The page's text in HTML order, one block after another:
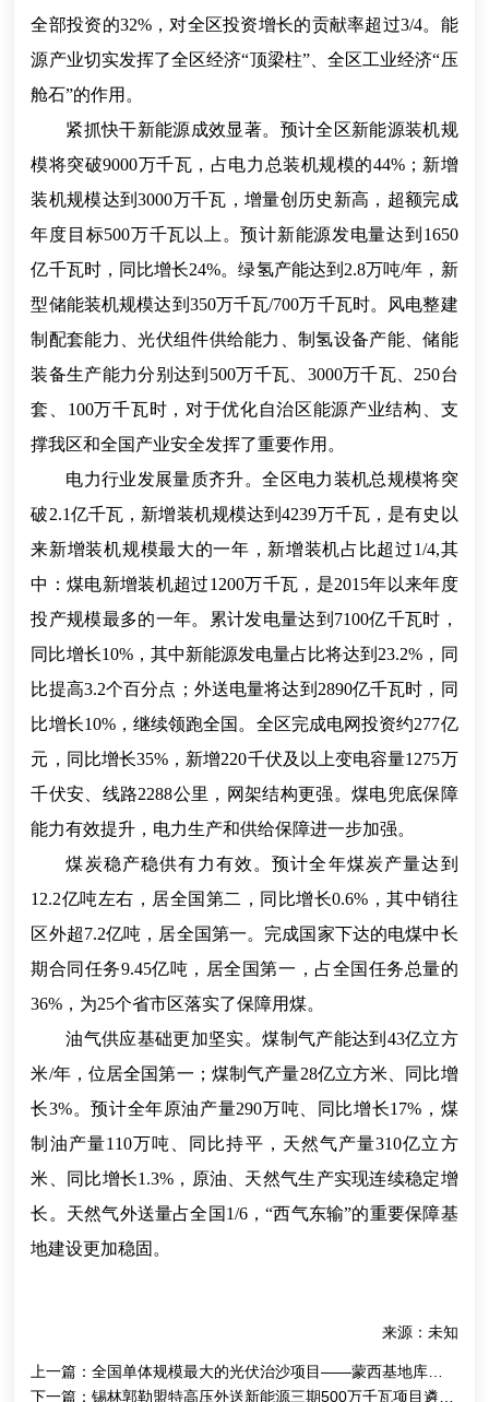
全部投资的32%，对全区投资增长的贡献率超过3/4。能
源产业切实发挥了全区经济“顶梁柱”、全区工业经济“压
舱石”的作用。
紧抓快干新能源成效显著。预计全区新能源装机规
模将突破9000万千瓦，占电力总装机规模的44%；新增
装机规模达到3000万千瓦，增量创历史新高，超额完成
年度目标500万千瓦以上。预计新能源发电量达到1650
亿千瓦时，同比增长24%。绿氢产能达到2.8万吨/年，新
型储能装机规模达到350万千瓦/700万千瓦时。风电整建
制配套能力、光伏组件供给能力、制氢设备产能、储能
装备生产能力分别达到500万千瓦、3000万千瓦、250台
套、100万千瓦时，对于优化自治区能源产业结构、支
撑我区和全国产业安全发挥了重要作用。
电力行业发展量质齐升。全区电力装机总规模将突
破2.1亿千瓦，新增装机规模达到4239万千瓦，是有史以
来新增装机规模最大的一年，新增装机占比超过1/4,其
中：煤电新增装机超过1200万千瓦，是2015年以来年度
投产规模最多的一年。累计发电量达到7100亿千瓦时，
同比增长10%，其中新能源发电量占比将达到23.2%，同
比提高3.2个百分点；外送电量将达到2890亿千瓦时，同
比增长10%，继续领跑全国。全区完成电网投资约277亿
元，同比增长35%，新增220千伏及以上变电容量1275万
千伏安、线路2288公里，网架结构更强。煤电兜底保障
能力有效提升，电力生产和供给保障进一步加强。
煤炭稳产稳供有力有效。预计全年煤炭产量达到
12.2亿吨左右，居全国第二，同比增长0.6%，其中销往
区外超7.2亿吨，居全国第一。完成国家下达的电煤中长
期合同任务9.45亿吨，居全国第一，占全国任务总量的
36%，为25个省市区落实了保障用煤。
油气供应基础更加坚实。煤制气产能达到43亿立方
米/年，位居全国第一；煤制气产量28亿立方米、同比增
长3%。预计全年原油产量290万吨、同比增长17%，煤
制油产量110万吨、同比持平，天然气产量310亿立方
米、同比增长1.3%，原油、天然气生产实现连续稳定增
长。天然气外送量占全国1/6，“西气东输”的重要保障基
地建设更加稳固。
来源：未知
上一篇：
下一篇：